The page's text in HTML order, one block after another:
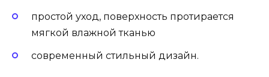
простой уход, поверхность протирается
мягкой влажной тканью
современный стильный дизайн.